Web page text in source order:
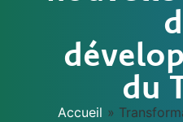
du
Accueil »